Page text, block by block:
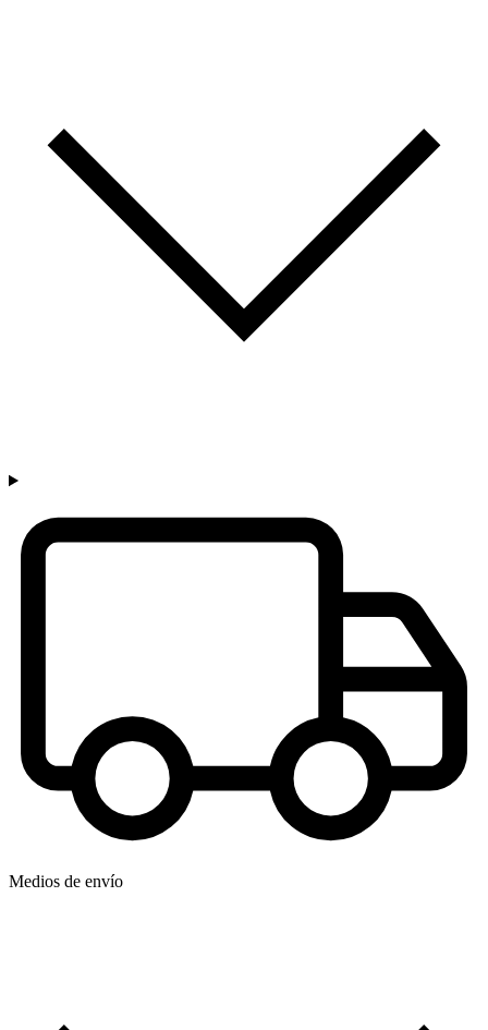
Medios de envío